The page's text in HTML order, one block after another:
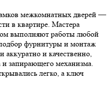
межкомнатных дверей —
в квартире. Мастера
выполняют работы любой
фурнитуры и монтаж
и качественно,
запирающего механизма.
легко, а ключ